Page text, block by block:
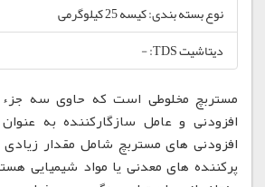
نوع بسته بندی: کیسه 25 کیلوگرمی
دیتاشیت TDS: -
مستربچ مخلوطی است که حاوی سه جزء ،
افزودنی و عامل سازگارکننده به
افزودنی های مستربچ شامل مقدار
پرکننده های معدنی یا مواد شیمیایی